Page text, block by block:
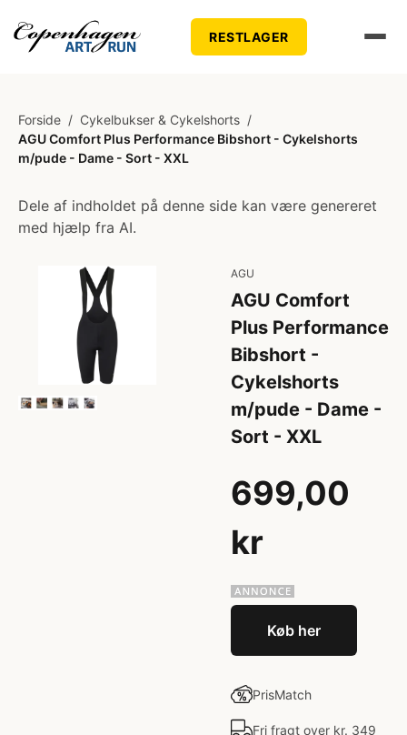
RESTLAGER
Forside / Cykelbukser & Cykelshorts /
AGU Comfort Plus Performance Bibshort - Cykelshorts
m/pude - Dame - Sort - XXL
Dele af indholdet på denne side kan være genereret
med hjælp fra AI.
AGU
AGU Comfort
Plus Performance
Bibshort -
Cykelshorts
m/pude - Dame -
Sort - XXL
699,00
kr
Køb her
PrisMatch
Fri fragt over kr. 349